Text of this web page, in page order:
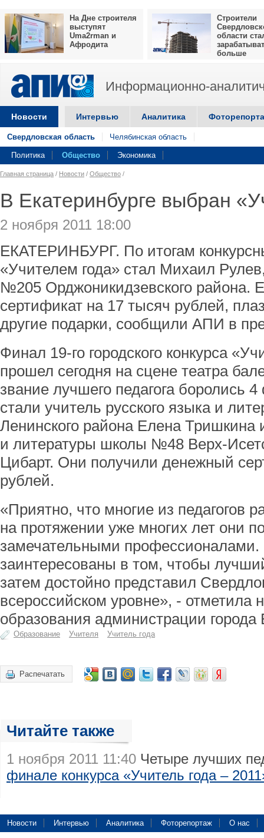
На Дне строителя
выступят
Uma2rman и
Афродита
Строители
области
больше
Информационно-
Новости Интервью Аналитика
Свердловская область Челябинская область
Политика Общество Экономика
Главная страница / Новости / Общество /
В Екатеринбурге выбран
2 ноября 2011 18:00
ЕКАТЕРИНБУРГ. По итогам
«Учителем года» стал Михаил
№205 Орджоникидзевского района.
сертификат на 17 тысяч рублей,
другие подарки, сообщили АПИ в
Финал 19-го городского конкурса
прошел сегодня на сцене театра
звание лучшего педагога боролись
стали учитель русского языка и
Ленинского района Елена Тришкина
и литературы школы №48 Верх-
Цибарт. Они получили денежный
рублей.
«Приятно, что многие из педагогов
на протяжении уже многих лет они
замечательными профессионалами.
заинтересованы в том, чтобы
затем достойно представил
всероссийском уровне», - отметила
образования администрации города
Образование Учителя Учитель года
Распечатать
Читайте также
1 ноября 2011 11:40 Четыре лучших
финале конкурса «Учитель года –
Новости Интервью Аналитика Фоторепортаж О нас